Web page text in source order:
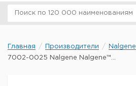
Главная Производители
Nalgene
7002-0025 Nalgene Nalgene™...